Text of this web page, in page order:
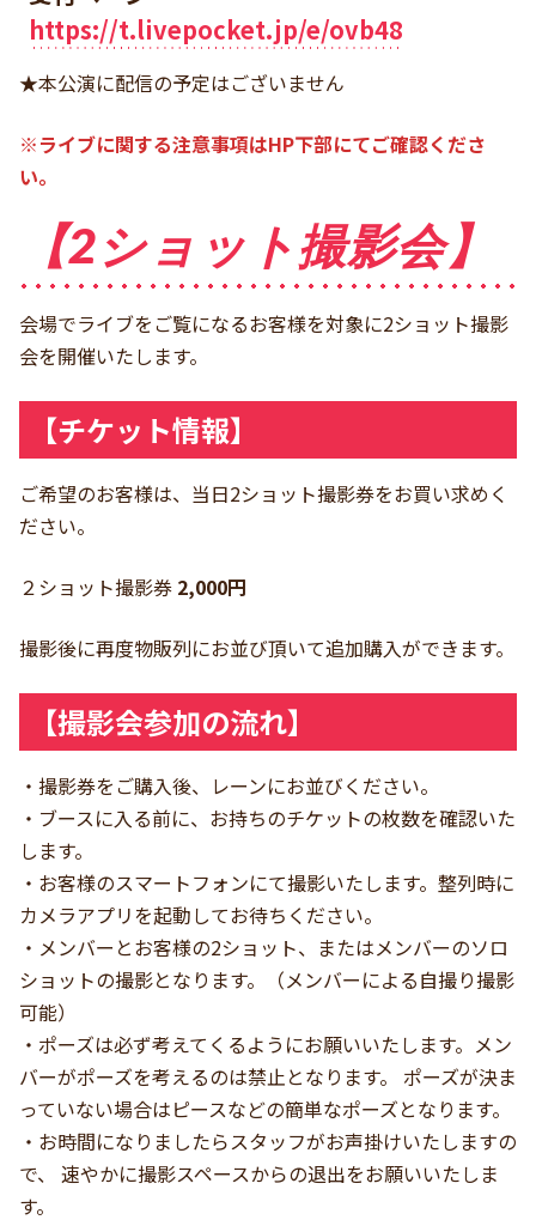
https://t.livepocket.jp/e/ovb48
★本公演に配信の予定はございません
※ライブに関する注意事項はHP下部にてご確認くださ
い。
【2ショット撮影会】
会場でライブをご覧になるお客様を対象に2ショット撮影
会を開催いたします。
【チケット情報】
ご希望のお客様は、当日2ショット撮影券をお買い求めく
ださい。
２ショット撮影券 2,000円
撮影後に再度物販列にお並び頂いて追加購入ができます。
【撮影会参加の流れ】
・撮影券をご購入後、レーンにお並びください。
・ブースに入る前に、お持ちのチケットの枚数を確認いた
します。
・お客様のスマートフォンにて撮影いたします。整列時に
カメラアプリを起動してお待ちください。
・メンバーとお客様の2ショット、またはメンバーのソロ
ショットの撮影となります。（メンバーによる自撮り撮影
可能）
・ポーズは必ず考えてくるようにお願いいたします。メン
バーがポーズを考えるのは禁止となります。 ポーズが決ま
っていない場合はピースなどの簡単なポーズとなります。
・お時間になりましたらスタッフがお声掛けいたしますの
で、 速やかに撮影スペースからの退出をお願いいたしま
す。